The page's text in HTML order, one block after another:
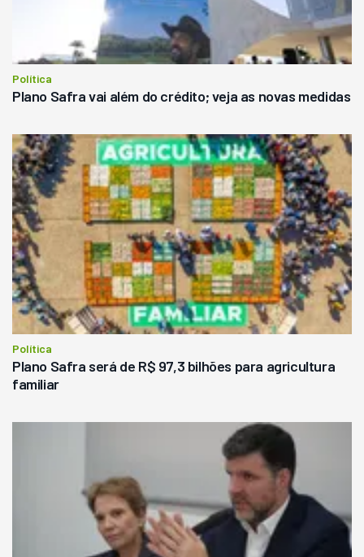
Política
Plano Safra vai além do crédito; veja as novas medidas
Política
Plano Safra será de R$ 97,3 bilhões para agricultura
familiar